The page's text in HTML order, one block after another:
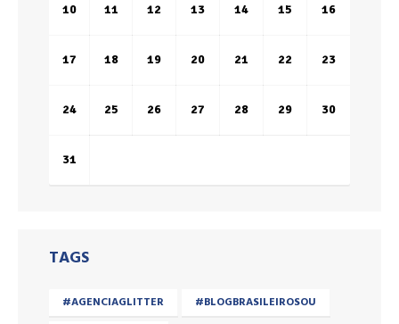
10 11 12 13 14 15 16
17 18 19 20 21 22 23
24 25 26 27 28 29 30
31
TAGS
#AGENCIAGLITTER
#BLOGBRASILEIROSOU